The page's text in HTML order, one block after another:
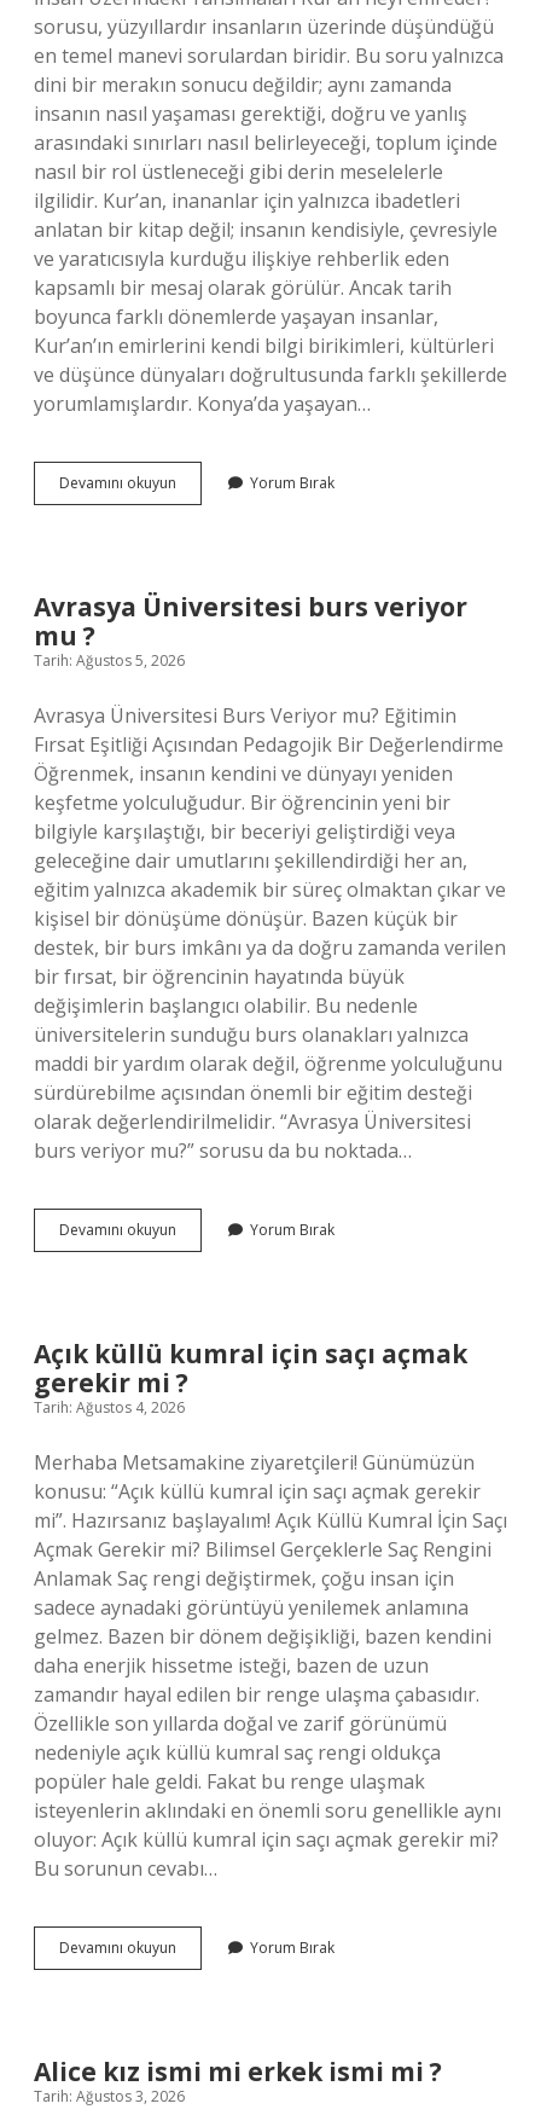
sorusu, yüzyıllardır insanların üzerinde düşündüğü
en temel manevi sorulardan biridir. Bu soru yalnızca
dini bir merakın sonucu değildir; aynı zamanda
insanın nasıl yaşaması gerektiği, doğru ve yanlış
arasındaki sınırları nasıl belirleyeceği, toplum içinde
nasıl bir rol üstleneceği gibi derin meselelerle
ilgilidir. Kur’an, inananlar için yalnızca ibadetleri
anlatan bir kitap değil; insanın kendisiyle, çevresiyle
ve yaratıcısıyla kurduğu ilişkiye rehberlik eden
kapsamlı bir mesaj olarak görülür. Ancak tarih
boyunca farklı dönemlerde yaşayan insanlar,
Kur’an’ın emirlerini kendi bilgi birikimleri, kültürleri
ve düşünce dünyaları doğrultusunda farklı şekillerde
yorumlamışlardır. Konya’da yaşayan…
Devamını okuyun
neyi
Yorum Bırak
Avrasya Üniversitesi burs veriyor
mu ?
Tarih: Ağustos 5, 2026
Avrasya Üniversitesi Burs Veriyor mu? Eğitimin
Fırsat Eşitliği Açısından Pedagojik Bir Değerlendirme
Öğrenmek, insanın kendini ve dünyayı yeniden
keşfetme yolculuğudur. Bir öğrencinin yeni bir
bilgiyle karşılaştığı, bir beceriyi geliştirdiği veya
geleceğine dair umutlarını şekillendirdiği her an,
eğitim yalnızca akademik bir süreç olmaktan çıkar ve
kişisel bir dönüşüme dönüşür. Bazen küçük bir
destek, bir burs imkânı ya da doğru zamanda verilen
bir fırsat, bir öğrencinin hayatında büyük
değişimlerin başlangıcı olabilir. Bu nedenle
üniversitelerin sunduğu burs olanakları yalnızca
maddi bir yardım olarak değil, öğrenme yolculuğunu
sürdürebilme açısından önemli bir eğitim desteği
olarak değerlendirilmelidir. “Avrasya Üniversitesi
burs veriyor mu?” sorusu da bu noktada…
Devamını okuyun Avrasya
Üniversitesi
Yorum Bırak
Açık küllü kumral için saçı açmak
gerekir mi ?
Tarih: Ağustos 4, 2026
Merhaba Metsamakine ziyaretçileri! Günümüzün
konusu: “Açık küllü kumral için saçı açmak gerekir
mi”. Hazırsanız başlayalım! Açık Küllü Kumral İçin Saçı
Açmak Gerekir mi? Bilimsel Gerçeklerle Saç Rengini
Anlamak Saç rengi değiştirmek, çoğu insan için
sadece aynadaki görüntüyü yenilemek anlamına
gelmez. Bazen bir dönem değişikliği, bazen kendini
daha enerjik hissetme isteği, bazen de uzun
zamandır hayal edilen bir renge ulaşma çabasıdır.
Özellikle son yıllarda doğal ve zarif görünümü
nedeniyle açık küllü kumral saç rengi oldukça
popüler hale geldi. Fakat bu renge ulaşmak
isteyenlerin aklındaki en önemli soru genellikle aynı
oluyor: Açık küllü kumral için saçı açmak gerekir mi?
Bu sorunun cevabı…
Devamını okuyun
küllü
gerekir
mi
Yorum Bırak
Alice kız ismi mi erkek ismi mi ?
Tarih: Ağustos 3, 2026